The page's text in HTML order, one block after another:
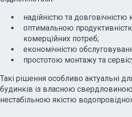
надійністю та довговічністю
оптимальною
комерційних потреб;
економічністю
простотою монтажу та
Такі рішення особливо актуальні
будинків із власною
нестабільною якістю